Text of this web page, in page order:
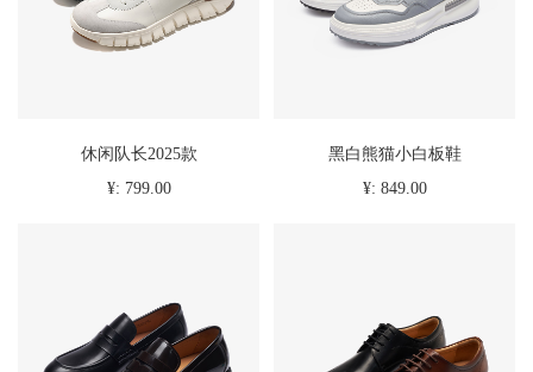
休闲队长2025款
¥: 799.00
黑白熊猫小白板鞋
¥: 849.00